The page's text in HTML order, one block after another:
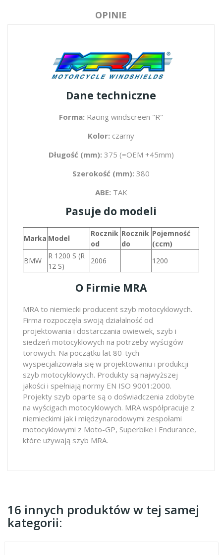
OPINIE
Dane techniczne
Forma: Racing windscreen "R"
Kolor: czarny
Długość (mm): 375 (=OEM +45mm)
Szerokość (mm): 380
ABE: TAK
Pasuje do modeli
Marka Model
Rocznik
od
Rocznik
do
Pojemność
(ccm)
BMW
R 1200 S (R
12 S)
2006 1200
O Firmie MRA
MRA to niemiecki producent szyb motocyklowych.
Firma rozpoczęła swoją działalność od
projektowania i dostarczania owiewek, szyb i
siedzeń motocyklowych na potrzeby wyścigów
torowych. Na początku lat 80-tych
wyspecjalizowała się w projektowaniu i produkcji
szyb motocyklowych. Produkty są najwyższej
jakości i spełniają normy EN ISO 9001:2000.
Projekty szyb oparte są o doświadczenia zdobyte
na wyścigach motocyklowych. MRA współpracuje z
niemieckimi jak i międzynarodowymi zespołami
motocyklowymi z Moto-GP, Superbike i Endurance,
które używają szyb MRA.
16 innych produktów w tej samej
kategorii: